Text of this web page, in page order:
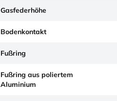
Gasfederhöhe
Bodenkontakt
Fußring
Fußring aus poliertem
Aluminium